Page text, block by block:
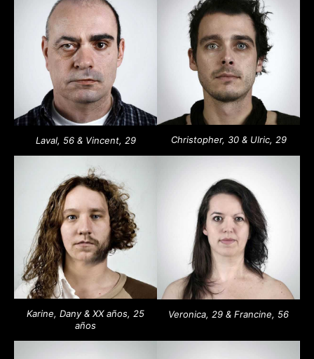
Laval, 56 & Vincent, 29 Christopher, 30 & Ulric, 29
Karine, Dany & XX años, 25
años
Veronica, 29 & Francine, 56